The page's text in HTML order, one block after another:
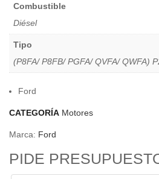
Combustible
Diésel
Tipo
(P8FA/ P8FB/ PGFA/ QVFA/ QWFA)
Ford
CATEGORÍA Motores
Marca: Ford
PIDE